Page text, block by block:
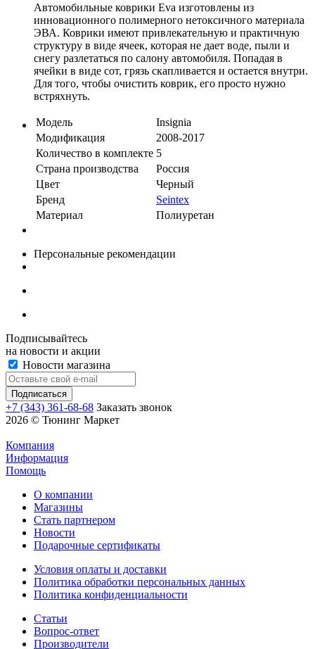
Автомобильные коврики Eva изготовлены из
инновационного полимерного нетоксичного материала
ЭВА. Коврики имеют привлекательную и практичную
структуру в виде ячеек, которая не дает воде, пыли и
снегу разлетаться по салону автомобиля. Попадая в
ячейки в виде сот, грязь скапливается и остается внутри.
Для того, чтобы очистить коврик, его просто нужно
встряхнуть.
Модель
Insignia
Модификация
2008-2017
Количество в комплекте 5
Страна производства
Россия
Цвет
Черный
Бренд
Seintex
Материал
Полиуретан
Персональные рекомендации
Подписывайтесь
на новости и акции
Новости магазина
+7 (343) 361-68-68 Заказать звонок
2026 © Тюнинг Маркет
Компания
Информация
Помощь
О компании
Магазины
Стать партнером
Новости
Подарочные сертификаты
Условия оплаты и доставки
Политика обработки персональных данных
Политика конфиденциальности
Статьи
Вопрос-ответ
Производители